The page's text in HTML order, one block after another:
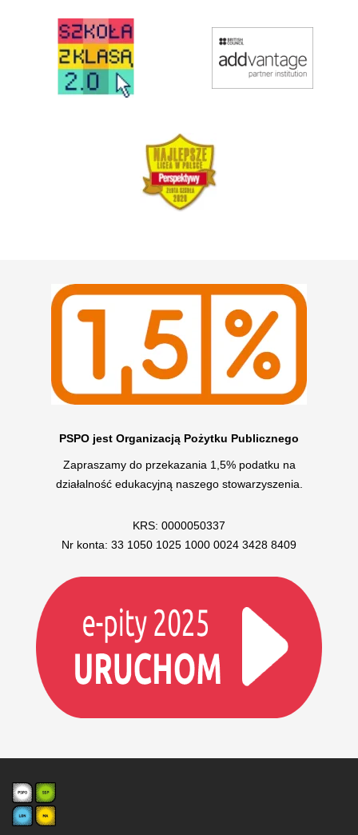
PSPO jest Organizacją Pożytku Publicznego
Zapraszamy do przekazania 1,5% podatku na
działalność edukacyjną naszego stowarzyszenia.
KRS: 0000050337
Nr konta: 33 1050 1025 1000 0024 3428 8409